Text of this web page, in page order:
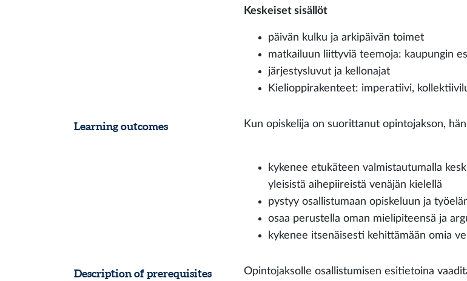
Keskeiset sisällöt
päivän kulku ja arkipäivän toimet
matkailuun liittyviä teemoja: kaupungin
järjestysluvut ja kellonajat
Kielioppirakenteet: imperatiivi,
Learning outcomes Kun opiskelija on suorittanut opintojakson, hän
kykenee etukäteen valmistautumalla
yleisistä aihepiireistä venäjän kielellä
pystyy osallistumaan opiskeluun ja
osaa perustella oman mielipiteensä ja
kykenee itsenäisesti kehittämään omia
Description of prerequisites
Opintojaksolle osallistumisen esitietoina